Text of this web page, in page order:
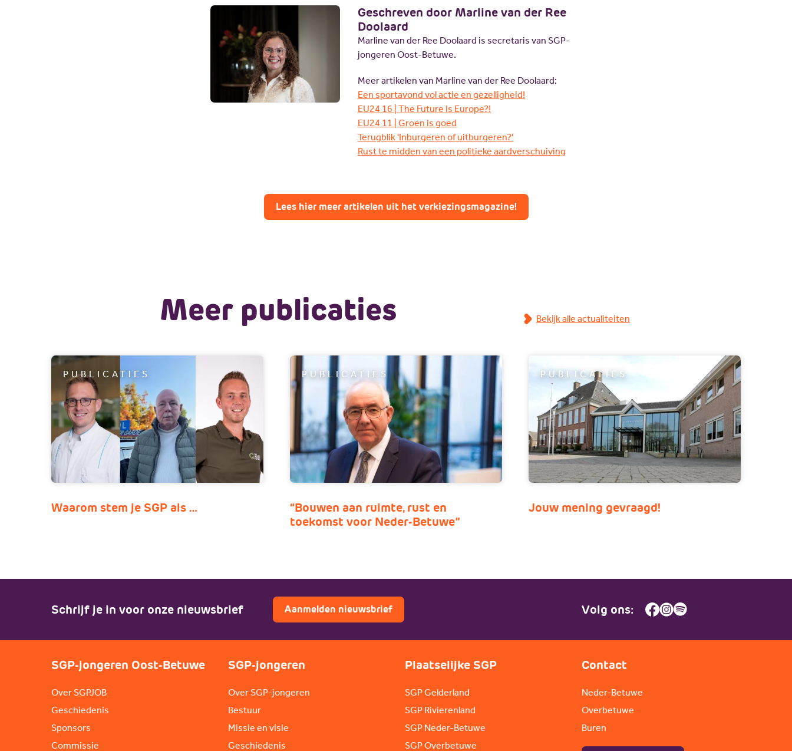
Geschreven door Marline van der Ree
Doolaard
Marline van der Ree Doolaard is secretaris van SGP-
jongeren Oost-Betuwe.
Meer artikelen van Marline van der Ree Doolaard:
Een sportavond vol actie en gezelligheid!
EU24 16 | The Future is Europe?!
EU24 11 | Groen is goed
Terugblik 'Inburgeren of uitburgeren?'
Rust te midden van een politieke aardverschuiving
Lees hier meer artikelen uit het verkiezingsmagazine!
Meer publicaties Bekijk alle actualiteiten
PUBLICATIES
Waarom stem je SGP als …
PUBLICATIES
“Bouwen aan ruimte, rust en
toekomst voor Neder-Betuwe”
PUBLICATIES
Jouw mening gevraagd!
Schrijf je in voor onze nieuwsbrief Aanmelden nieuwsbrief Volg ons:
SGP-jongeren Oost-Betuwe
Over SGPJOB
Geschiedenis
Sponsors
Commissie
SGP-jongeren
Over SGP-jongeren
Bestuur
Missie en visie
Geschiedenis
Plaatselijke SGP
SGP Gelderland
SGP Rivierenland
SGP Neder-Betuwe
SGP Overbetuwe
Contact
Neder-Betuwe
Overbetuwe
Buren